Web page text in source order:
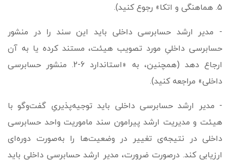
5. هماهنگی و اتکا» رجوع کنید).
- مدیر ارشد حسابرسی داخلی باید این سند را در منشور
حسابرسی داخلیِ مورد تصویب هیئت، مستند کرده یا به آن
ارجاع دهد (همچنین، به «استاندارد 6-2. منشور حسابرسی
داخلی» مراجعه کنید).
- مدیر ارشد حسابرسی داخلی باید توجیه‌پذیریِ گفت‌وگو با
هیئت و مدیریت ارشد پیرامون سند ماموریت واحد حسابرسی
داخلی در نتیجه‌ی تغییر در وضعیت‌ها را به‌صورت دوره‌ای
ارزیابی کند. درصورت ضرورت، مدیر ارشد حسابرسی داخلی باید